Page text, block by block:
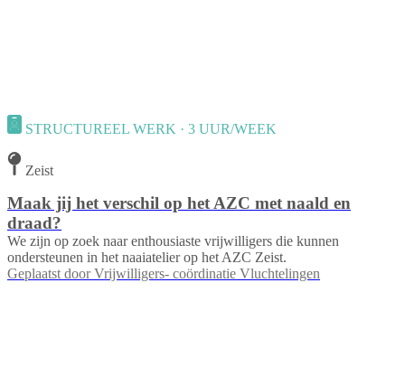
STRUCTUREEL WERK · 3 UUR/WEEK
Zeist
Maak jij het verschil op het AZC met naald en
draad?
We zijn op zoek naar enthousiaste vrijwilligers die kunnen
ondersteunen in het naaiatelier op het AZC Zeist.
Geplaatst door Vrijwilligers- coördinatie Vluchtelingen